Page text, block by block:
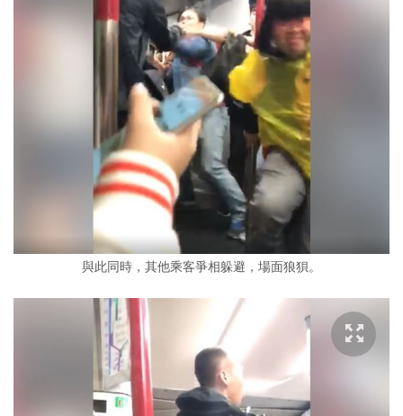
與此同時，其他乘客爭相躲避，場面狼狽。